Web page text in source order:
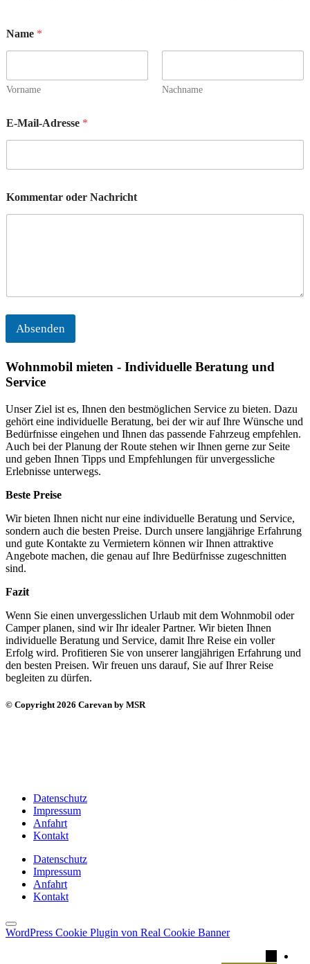
Name *
Vorname Nachname
E-Mail-Adresse *
Kommentar oder Nachricht
Absenden
Wohnmobil mieten - Individuelle Beratung und
Service
Unser Ziel ist es, Ihnen den bestmöglichen Service zu bieten. Dazu
gehört eine individuelle Beratung, bei der wir auf Ihre Wünsche und
Bedürfnisse eingehen und Ihnen das passende Fahrzeug empfehlen.
Auch bei der Planung der Route stehen wir Ihnen gerne zur Seite
und geben Ihnen Tipps und Empfehlungen für unvergessliche
Erlebnisse unterwegs.
Beste Preise
Wir bieten Ihnen nicht nur eine individuelle Beratung und Service,
sondern auch die besten Preise. Durch unsere langjährige Erfahrung
und gute Kontakte zu Vermietern können wir Ihnen attraktive
Angebote machen, die genau auf Ihre Bedürfnisse zugeschnitten
sind.
Fazit
Wenn Sie einen unvergesslichen Urlaub mit dem Wohnmobil oder
Camper planen, sind wir Ihr idealer Partner. Wir bieten Ihnen
individuelle Beratung und Service, damit Ihre Reise ein voller
Erfolg wird. Profitieren Sie von unserer langjährigen Erfahrung und
den besten Preisen. Wir freuen uns darauf, Sie auf Ihrer Reise
begleiten zu dürfen.
© Copyright 2026 Carevan by MSR
Datenschutz
Impressum
Anfahrt
Kontakt
Datenschutz
Impressum
Anfahrt
Kontakt
WordPress Cookie Plugin von Real Cookie Banner